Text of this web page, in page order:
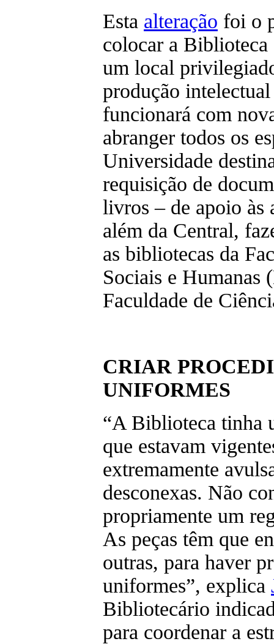
Esta alteração foi o
colocar a
um local
produção
funcionará com
abranger todos os
Universidade
requisição de
livros – de apoio às
além da Central,
as bibliotecas da
Sociais e Humanas
Faculdade de
CRIAR
UNIFORMES
“A Biblioteca tinha
que estavam
extremamente
desconexas. Não
propriamente um
As peças têm que
outras, para haver
uniformes”, explica
Bibliotecário
para coordenar a